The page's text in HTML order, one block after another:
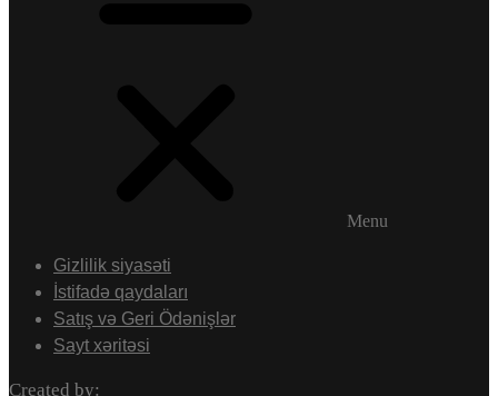
Menu
Gizlilik siyasəti
İstifadə qaydaları
Satış və Geri Ödənişlər
Sayt xəritəsi
Created by: